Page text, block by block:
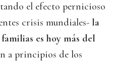
el efecto pernicioso
crisis mundiales- la
es hoy más del
a principios de los